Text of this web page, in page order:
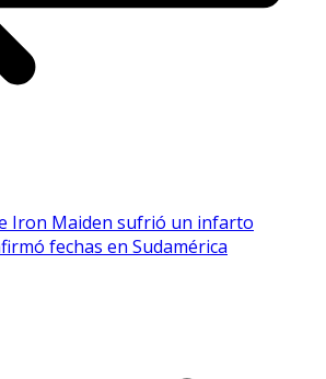
Iron Maiden sufrió un infarto
fechas en Sudamérica